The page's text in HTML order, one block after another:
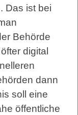
Das ist bei
Behörde
digital
dann
soll eine
öffentliche